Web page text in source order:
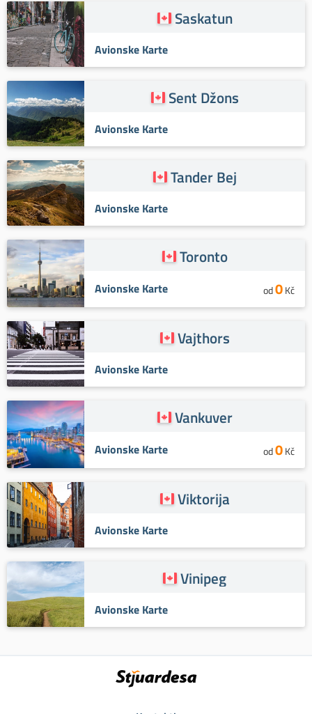
Saskatun
Avionske Karte
Sent Džons
Avionske Karte
Tander Bej
Avionske Karte
Toronto
Avionske Karte od0Kč
Vajthors
Avionske Karte
Vankuver
Avionske Karte od0Kč
Viktorija
Avionske Karte
Vinipeg
Avionske Karte